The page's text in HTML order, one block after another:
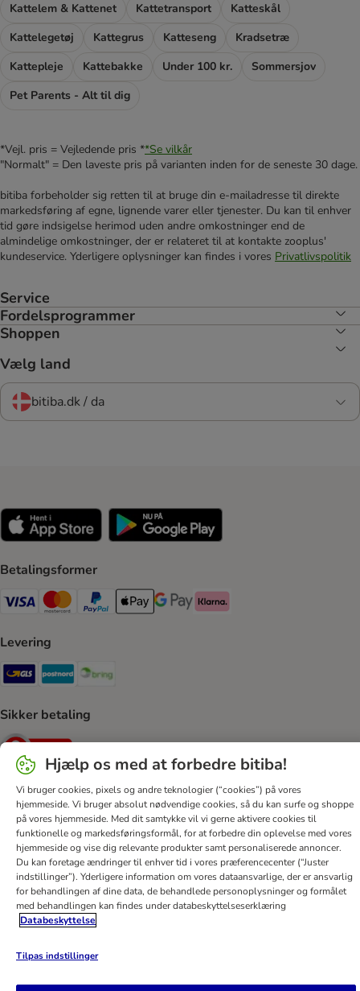
Kattelem & Kattenet Kattetransport
Katteskål
Kattelegetøj
Kattegrus Katteseng
Kradsetræ
Kattepleje
Kattebakke Under 100 kr.
Sommersjov
Pet Parents - Alt til dig
*Vejl. pris = Vejledende pris **Se vilkår
"Normalt" = Den laveste pris på varianten inden for de seneste 30 dage.
bitiba forbeholder sig retten til at bruge din e-mailadresse til direkte
markedsføring af egne, lignende varer eller tjenester. Du kan til enhver
tid gøre indsigelse herimod uden andre omkostninger end de
almindelige omkostninger, der er relateret til at kontakte zooplus'
kundeservice. Yderligere oplysninger kan findes i vores Privatlivspolitik
Service
Fordelsprogrammer
Shoppen
Vælg land
bitiba.dk / da
Betalingsformer
VISA Payment Method
Mastercard Payment Method
Paypal Payment Method
Apple Pay Payment Method
Google Pay Payment Method
Klarna Payment Method
Levering
GLS Shipping Method
Postnord Shipping Method
Sikker betaling
Security
Hjælp Kontakt Generelle vilkår
Firmaoplysninger
Databeskyttelseserklæring
Nyhedsbrev
Levering
Betalingsformer
Annulleringsformular
bitiba App
Loyalitetsprogram
Fordele Tilgængelighedserklæring
bitiba GmbH2026
Hjælp os med at forbedre bitiba!
Vi bruger cookies, pixels og andre teknologier (“cookies”) på vores
hjemmeside. Vi bruger absolut nødvendige cookies, så du kan surfe og shoppe
på vores hjemmeside. Med dit samtykke vil vi gerne aktivere cookies til
funktionelle og markedsføringsformål, for at forbedre din oplevelse med vores
hjemmeside og vise dig relevante produkter samt personaliserede annoncer.
Du kan foretage ændringer til enhver tid i vores præferencecenter (“Juster
indstillinger”). Yderligere information om vores dataansvarlige, der er ansvarlig
for behandlingen af ​​dine data, de behandlede personoplysninger og formålet
med behandlingen kan findes under databeskyttelseserklæring
Databeskyttelse
Tilpas indstillinger